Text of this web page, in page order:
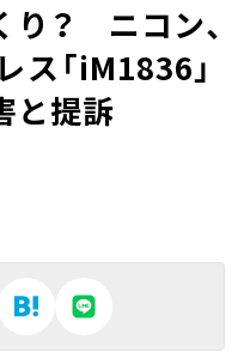
り？ ニコン、
「iM1836」
と提訴